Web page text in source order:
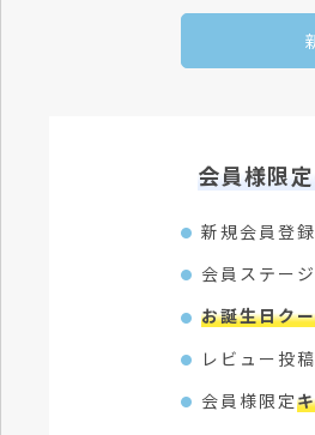
会員様限定
新規会員登
会員ステー
お誕生日ク
レビュー投
会員様限定